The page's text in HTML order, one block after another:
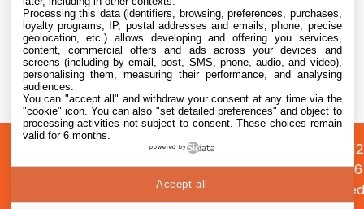
Dopamine 3, le jailbreak pour iOS 26 sur
iPhone, est disponible
7 Aug. 2026 • 22:44
propos
Préférences
cookies
Confidentialité
©
2026
Processing this data (identifiers, browsing, preferences, purchases,
loyalty programs, IP, postal addresses and emails, phone, precise
geolocation, etc.) allows developing and offering you services,
content, commercial offers and ads across your devices and
screens (including by email, post, SMS, phone, audio, and video),
personalising them, measuring their performance, and analysing
audiences.
You can "accept all" and withdraw your consent at any time via the
"cookie" icon. You can also "set detailed preferences" and object to
processing activities not subject to consent. These choices remain
valid for 6 months.
powered by
Accept all